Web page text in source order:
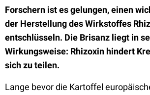
Forschern ist es gelungen, einen
der Herstellung des Wirkstoffes
entschlüsseln. Die Brisanz liegt in
Wirkungsweise: Rhizoxin hindert
sich zu teilen.
Lange bevor die Kartoffel